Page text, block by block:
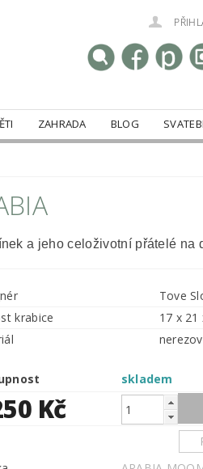
ZAHRADA BLOG
a jeho celoživotní přátelé na
Tove
krabice
17 x 21
skladem
Kč